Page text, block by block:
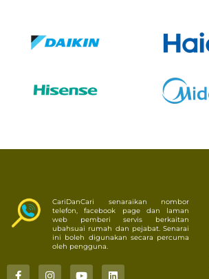
CariDanCari senaraikan nombor
telefon, facebook page dan laman
web pemberi servis berkaitan
ubahsuai rumah dan pejabat. Senarai
ini boleh digunakan secara percuma
oleh pengguna.